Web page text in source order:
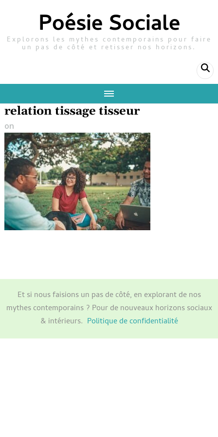
Poésie Sociale
Explorons les mythes contemporains pour faire
un pas de côté et retisser nos horizons.
relation tissage tisseur
on
Et si nous faisions un pas de côté, en explorant de nos
mythes contemporains ? Pour de nouveaux horizons sociaux
& intérieurs. Politique de confidentialité